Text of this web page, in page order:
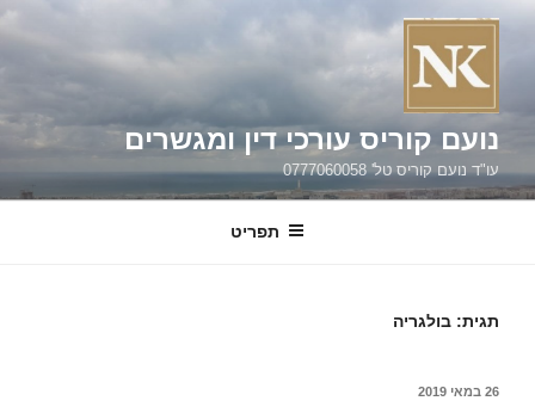
דילוג
נועם קוריס עורכי דין ומגשרים
עו"ד נועם קוריס טל' 0777060058
תפריט
תגית: בולגריה
פורסם
26 במאי 2019